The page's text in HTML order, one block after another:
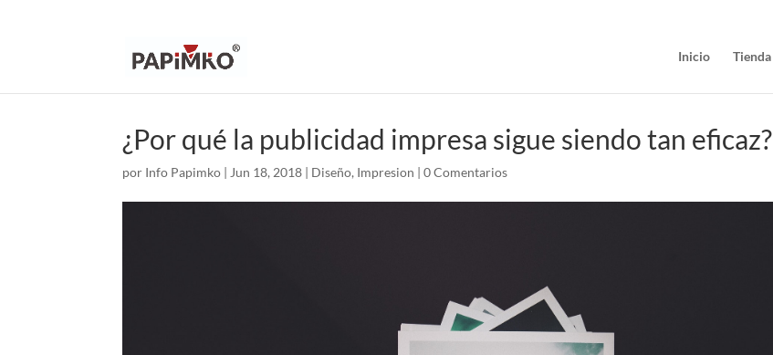
Inicio Tienda
¿Por qué la publicidad impresa sigue siendo tan eficaz?
por Info Papimko | Jun 18, 2018 | Diseño, Impresion |0 Comentarios